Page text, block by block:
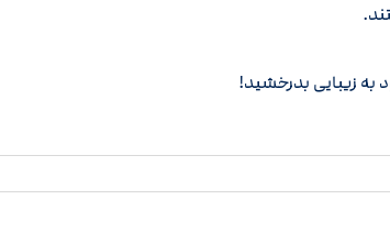
به زیبایی بدرخشید!